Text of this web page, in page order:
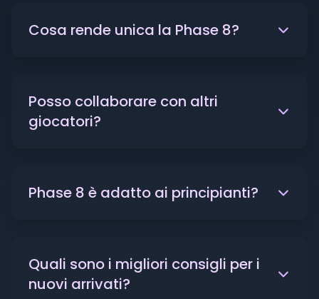
Cosa rende unica la Phase 8?
Posso collaborare con altri
giocatori?
Phase 8 è adatto ai principianti?
Quali sono i migliori consigli per i
nuovi arrivati?